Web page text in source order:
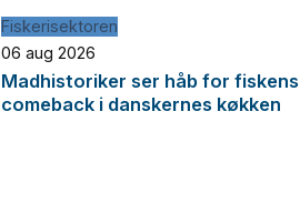
Fiskerisektoren
06 aug 2026
Madhistoriker ser håb for fiskens
comeback i danskernes køkken